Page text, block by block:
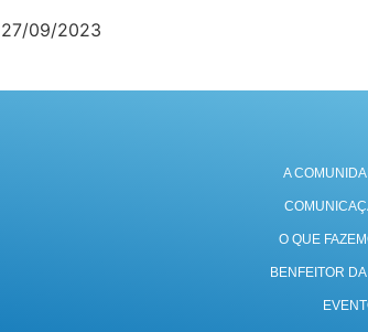
27/09/2023
A
O QUE
BENFEITOR